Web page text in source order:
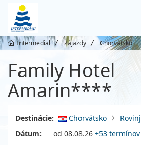
Intermedial Zájazdy Chorvátsko
Family Hotel
Amarin****
Destinácie: Chorvátsko
Rovinj
Dátum:
od 08.08.26 +53 termínov